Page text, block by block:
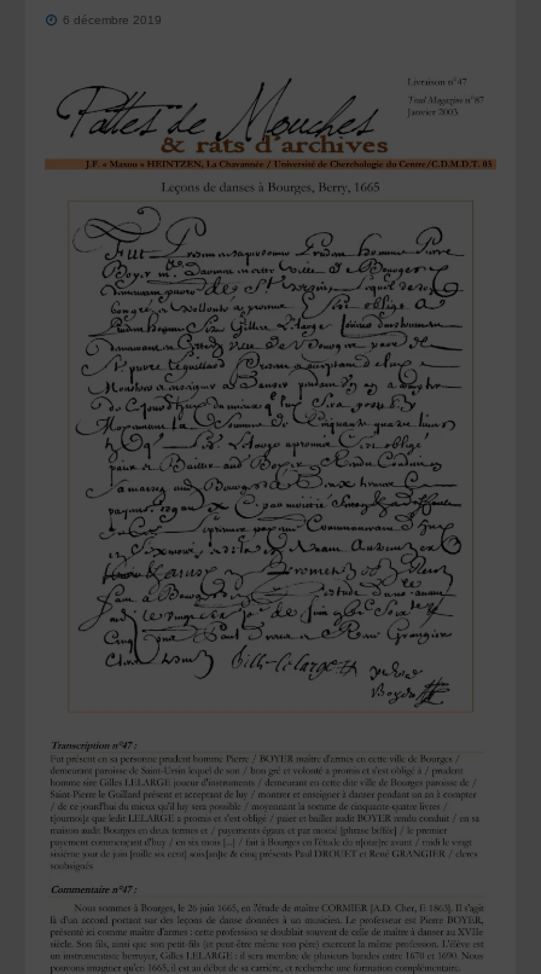
6 décembre 2019